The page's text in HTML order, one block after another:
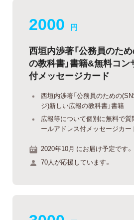
2000 円
西垣内渉著「公務員のた
の教科書」書籍&無料コ
付メッセージカード
西垣内渉著「公務員のための
ジ)新しい広報の教科書」書籍
広報等について個別に無料で質
ールアドレス付メッセージカー
2020年10月 にお届け予定です。
70人が応援しています。